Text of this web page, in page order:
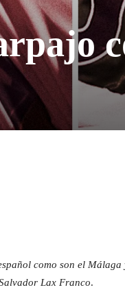
como son el Málaga
Lax Franco.